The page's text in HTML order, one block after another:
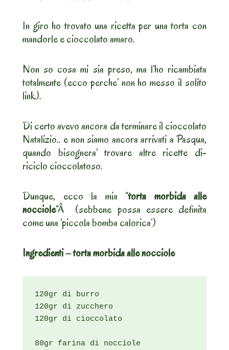
In giro ho trovato una ricetta per una torta con
mandorle e cioccolato amaro.
Non so cosa mi sia preso, ma l’ho ricambiata
totalmente (ecco perche’ non ho messo il solito
link).
Di certo avevo ancora da terminare il cioccolato
Natalizio.. e non siamo ancora arrivati a Pasqua,
quando bisognera’ trovare altre ricette di-
riciclo cioccolatoso.
Dunque, ecco la mia “torta morbida alle
nocciole“Â (sebbene possa essere definita
come una ‘piccola bomba calorica’)
Ingredienti – torta morbida alle nocciole
120gr di burro
120gr di zucchero
120gr di cioccolato
80gr farina di nocciole